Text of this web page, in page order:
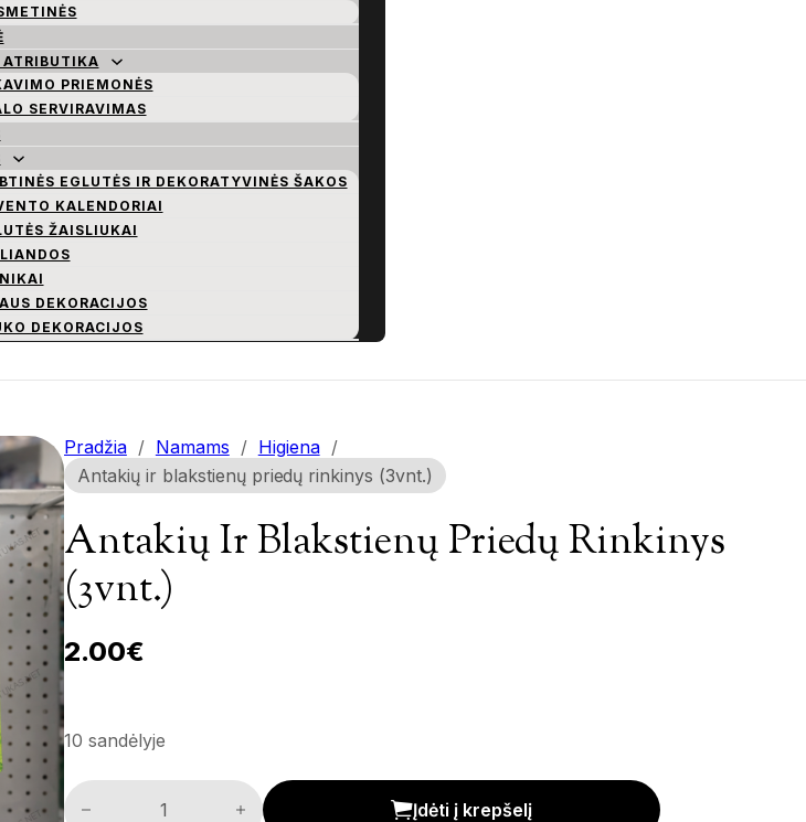
PRIEMONĖS
SERVIRAVIMAS
EGLUTĖS IR DEKORATYVINĖS ŠAKOS
KALENDORIAI
ŽAISLIUKAI
DEKORACIJOS
DEKORACIJOS
Pradžia / Namams / Higiena /
Antakių ir blakstienų priedų rinkinys (3vnt.)
Antakių Ir Blakstienų Priedų Rinkinys
(3vnt.)
2.00€
10 sandėlyje
Antakių ir blakstienų priedų rinkinys (3vnt.) kiekis
Įdėti į krepšelį